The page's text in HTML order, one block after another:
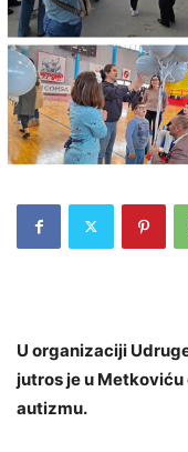
U organizaciji
jutros je u
autizmu.